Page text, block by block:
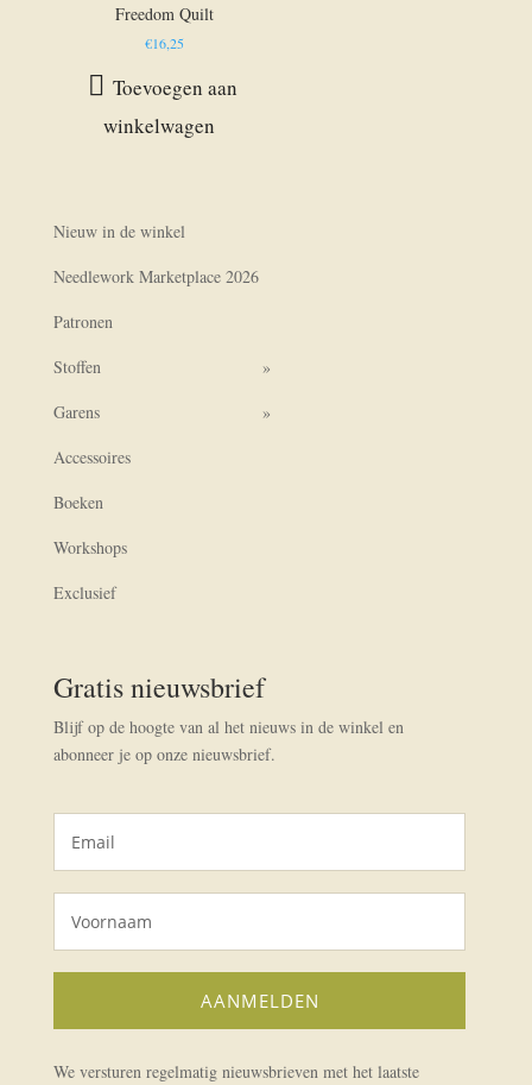
Freedom Quilt
€16,25
Toevoegen aan
winkelwagen
Nieuw in de winkel
Needlework Marketplace 2026
Patronen
Stoffen
Garens
Accessoires
Boeken
Workshops
Exclusief
Gratis nieuwsbrief
Blijf op de hoogte van al het nieuws in de winkel en
abonneer je op onze nieuwsbrief.
We versturen regelmatig nieuwsbrieven met het laatste